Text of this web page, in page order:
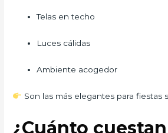
Telas en techo
Luces cálidas
Ambiente acogedor
Son las más elegantes para fiestas
¿Cuánto